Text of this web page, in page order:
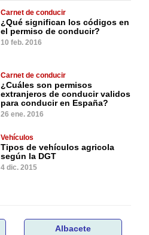
Carnet de conducir
¿Qué significan los códigos en
el permiso de conducir?
10 feb. 2016
Carnet de conducir
¿Cuáles son permisos
extranjeros de conducir validos
para conducir en España?
26 ene. 2016
Vehículos
Tipos de vehículos agricola
según la DGT
4 dic. 2015
Albacete